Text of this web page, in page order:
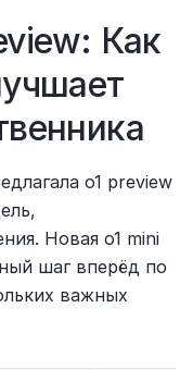
Как
o1 preview
Новая o1 mini
шаг вперёд по
важных